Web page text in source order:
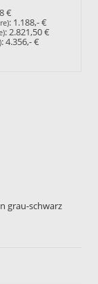
€
: 1.188,- €
:2.821,50 €
:4.356,- €
grau-schwarz